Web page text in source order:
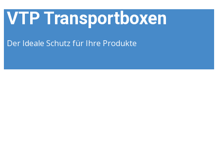
VTP Transportboxen
Der Ideale Schutz für Ihre Produkte